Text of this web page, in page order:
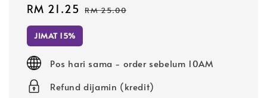
Sale
price
RM 21.25 Regular
RM 25.00
JIMAT 15%
Pos hari sama - order sebelum 10AM
Refund dijamin (kredit)